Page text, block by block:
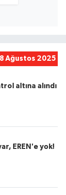
Ağustos 2025
altına alındı
EREN'e yok!